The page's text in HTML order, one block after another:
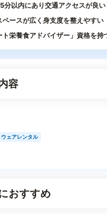
分以内にあり交通アクセスが良い
ペースが広く身支度を整えやすい
ト栄養食アドバイザー」資格を
容
ウェアレンタル
おすすめ